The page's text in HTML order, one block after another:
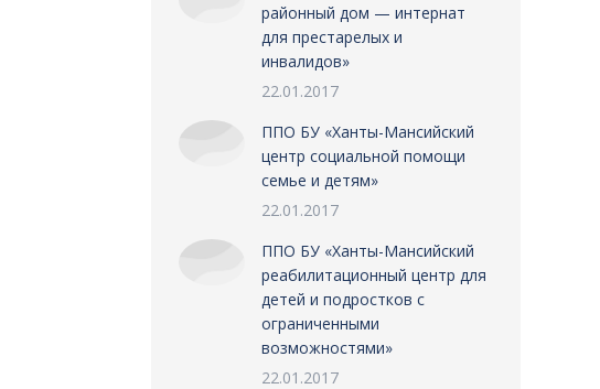
районный дом — интернат
для престарелых и
инвалидов»
22.01.2017
ППО БУ «Ханты-Мансийский
центр социальной помощи
семье и детям»
22.01.2017
ППО БУ «Ханты-Мансийский
реабилитационный центр для
детей и подростков с
ограниченными
возможностями»
22.01.2017